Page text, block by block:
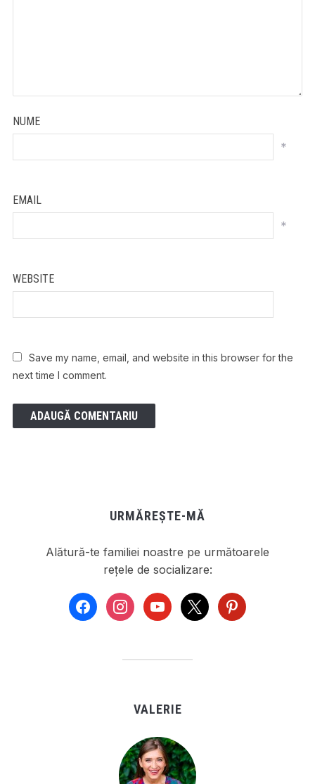
NUME
*
EMAIL
*
WEBSITE
Save my name, email, and website in this browser for the
next time I comment.
URMĂREȘTE-MĂ
Alătură-te familiei noastre pe următoarele
rețele de socializare:
facebookinstagramyoutube
x pinterest
VALERIE